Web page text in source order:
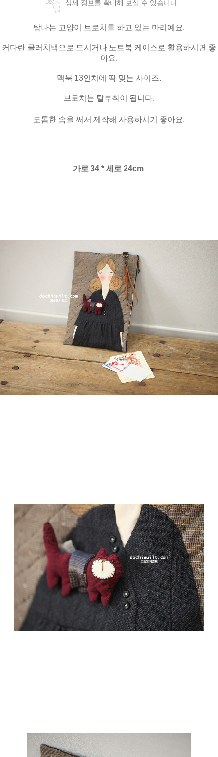
상세 정보를 확대해 보실 수 있습니다
탐나는 고양이 브로치를 하고 있는 마리예요.
커다란 클러치백으로 드시거나 노트북 케이스로 활용하시면 좋
아요.
맥북 13인치에 딱 맞는 사이즈.
브로치는 탈부착이 됩니다.
도톰한 솜을 써서 제작해 사용하시기 좋아요.
가로 34 * 세로 24cm